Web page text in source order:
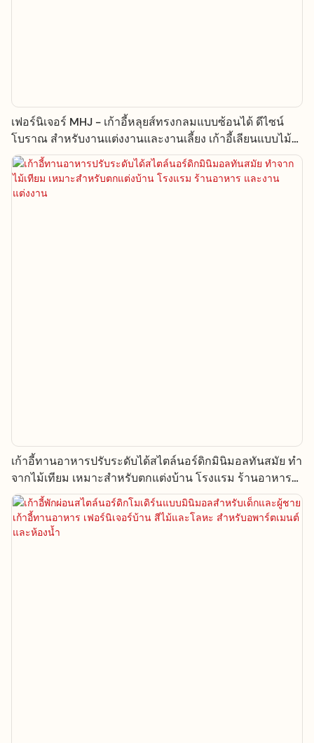
เฟอร์นิเจอร์ MHJ - เก้าอี้หลุยส์ทรงกลมแบบซ้อนได้ ดีไซน์
โบราณ สำหรับงานแต่งงานและงานเลี้ยง เก้าอี้เลียนแบบไม้
รุ่นขายดีปี 2023
เก้าอี้ทานอาหารปรับระดับได้สไตล์นอร์ดิกมินิมอลทันสมัย ​​ทำ
จากไม้เทียม เหมาะสำหรับตกแต่งบ้าน โรงแรม ร้านอาหาร
และงานแต่งงาน